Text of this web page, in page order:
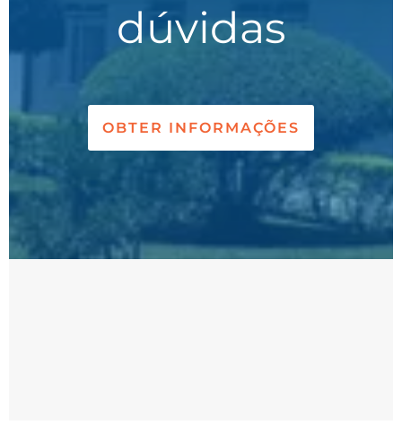
dúvidas
OBTER INFORMAÇÕES